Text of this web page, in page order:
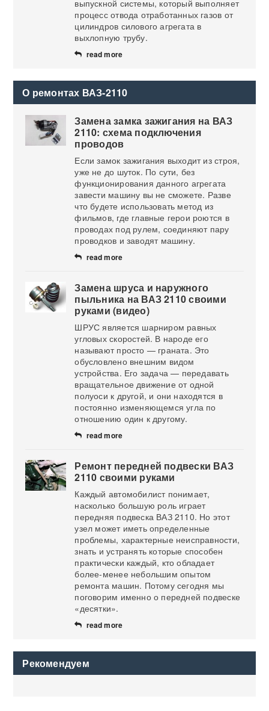
выпускной системы, который выполняет
процесс отвода отработанных газов от
цилиндров силового агрегата в
выхлопную трубу.
read more
О ремонтах ВАЗ-2110
Замена замка зажигания на ВАЗ
2110: схема подключения
проводов
Если замок зажигания выходит из строя,
уже не до шуток. По сути, без
функционирования данного агрегата
завести машину вы не сможете. Разве
что будете использовать метод из
фильмов, где главные герои роются в
проводах под рулем, соединяют пару
проводков и заводят машину.
read more
Замена шруса и наружного
пыльника на ВАЗ 2110 своими
руками (видео)
ШРУС является шарниром равных
угловых скоростей. В народе его
называют просто — граната. Это
обусловлено внешним видом
устройства. Его задача — передавать
вращательное движение от одной
полуоси к другой, и они находятся в
постоянно изменяющемся угла по
отношению один к другому.
read more
Ремонт передней подвески ВАЗ
2110 своими руками
Каждый автомобилист понимает,
насколько большую роль играет
передняя подвеска ВАЗ 2110. Но этот
узел может иметь определенные
проблемы, характерные неисправности,
знать и устранять которые способен
практически каждый, кто обладает
более-менее небольшим опытом
ремонта машин. Потому сегодня мы
поговорим именно о передней подвеске
«десятки».
read more
Рекомендуем